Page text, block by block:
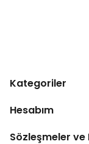
Kategoriler
Hesabım
Sözleşmeler